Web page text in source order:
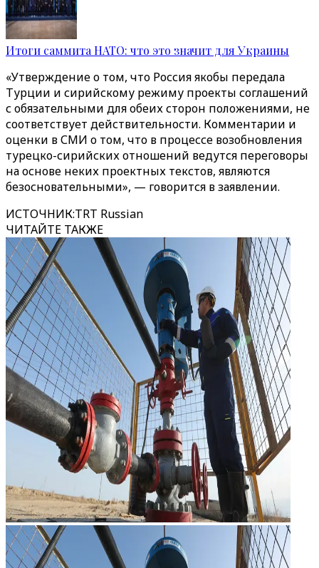
Итоги саммита НАТО: что это значит для Украины
«Утверждение о том, что Россия якобы передала
Турции и сирийскому режиму проекты соглашений
с обязательными для обеих сторон положениями, не
соответствует действительности. Комментарии и
оценки в СМИ о том, что в процессе возобновления
турецко-сирийских отношений ведутся переговоры
на основе неких проектных текстов, являются
безосновательными», — говорится в заявлении.
ИСТОЧНИК:TRT Russian
ЧИТАЙТЕ ТАКЖЕ